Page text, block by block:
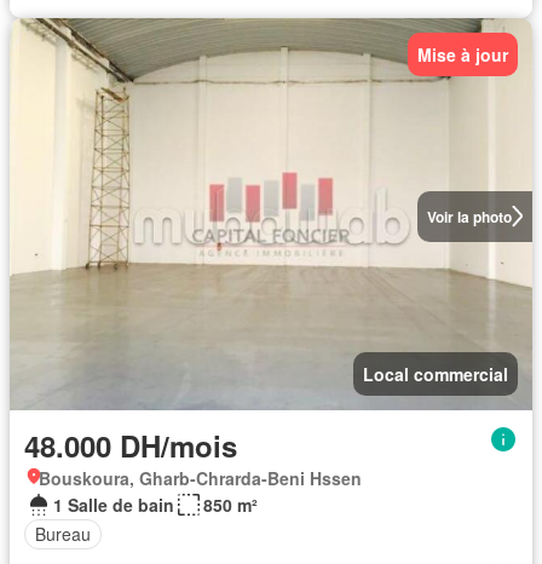
Voir la photo
Mise à jour
Local commercial
48.000 DH/mois
Bouskoura, Gharb-Chrarda-Beni Hssen
1 Salle de bain
850 m²
Bureau